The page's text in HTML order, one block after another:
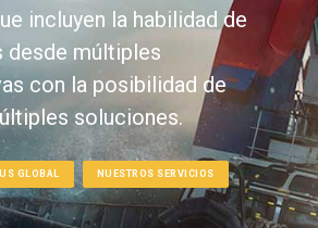
incluyen la habilidad de
desde múltiples
con la posibilidad de
soluciones.
GLOBAL NUESTROS SERVICIOS